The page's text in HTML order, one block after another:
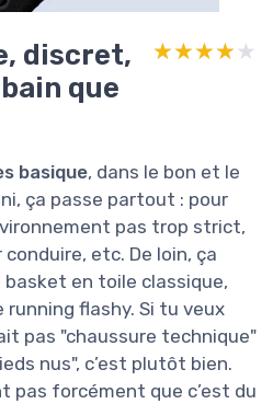
discret,
que
★★★★★
★★★★★
basique, dans le bon et le
ça passe partout : pour
pas trop strict,
etc. De loin, ça
en toile classique,
running flashy. Si tu veux
pas "chaussure technique"
nus", c’est plutôt bien.
pas forcément que c’est du